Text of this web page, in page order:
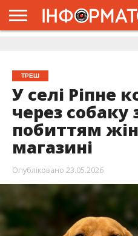
ТРЕШ
У селі Ріпне
через
побиттям
магазині
Опубліковано 23.05.2026